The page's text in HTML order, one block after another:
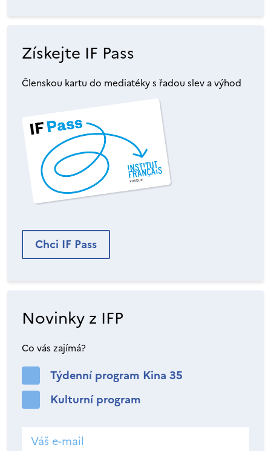
Získejte IF Pass
Členskou kartu do mediatéky s řadou slev a výhod
Chci IF Pass
Novinky z IFP
Co vás zajímá?
Týdenní program Kina 35
Kulturní program